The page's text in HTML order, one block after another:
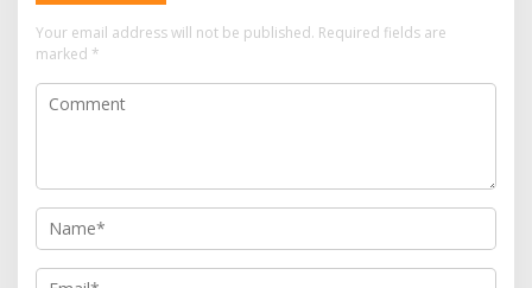
Your email address will not be published. Required fields are
marked *